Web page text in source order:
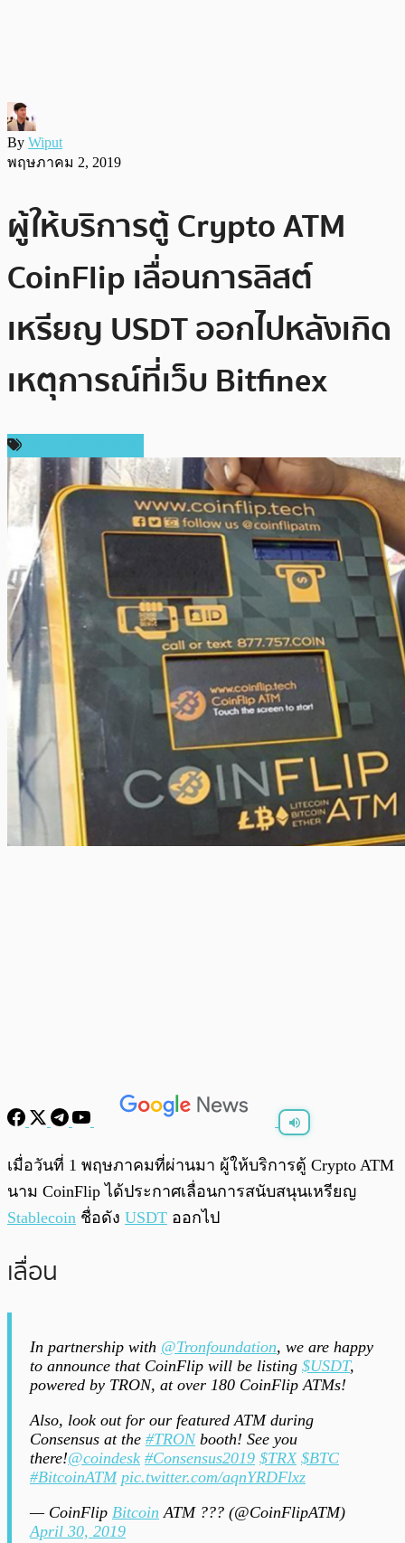
By Wiput
พฤษภาคม 2, 2019
ผู้ให้บริการตู้ Crypto ATM
CoinFlip เลื่อนการลิสต์
เหรียญ USDT ออกไปหลังเกิด
เหตุการณ์ที่เว็บ Bitfinex
พร้อมเล่น 0:00
เมื่อวันที่ 1 พฤษภาคมที่ผ่านมา ผู้ให้บริการตู้ Crypto ATM
นาม CoinFlip ได้ประกาศเลื่อนการสนับสนุนเหรียญ
Stablecoin ชื่อดัง USDT ออกไป
เลื่อน
In partnership with @Tronfoundation, we are happy
to announce that CoinFlip will be listing $USDT,
powered by TRON, at over 180 CoinFlip ATMs!
Also, look out for our featured ATM during
Consensus at the #TRONbooth! See you
there!@coindesk #Consensus2019 $TRX $BTC
#BitcoinATM pic.twitter.com/aqnYRDFlxz
— CoinFlip Bitcoin ATM ??? (@CoinFlipATM)
April 30, 2019